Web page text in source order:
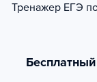
Тренажер ЕГЭ